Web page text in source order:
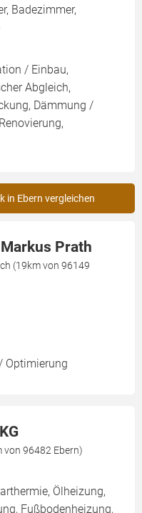
Badezimmer,
/ Einbau,
Abgleich,
Dämmung /
in Ebern vergleichen
Prath
(19km von 96149
Optimierung
von 96482 Ebern)
Ölheizung,
Fußbodenheizung,